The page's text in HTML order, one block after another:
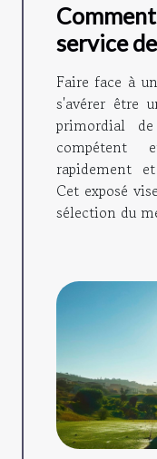
service
d'urgence
Faire face à
s'avérer être
primordial
compétent
rapidement
Cet exposé
sélection du